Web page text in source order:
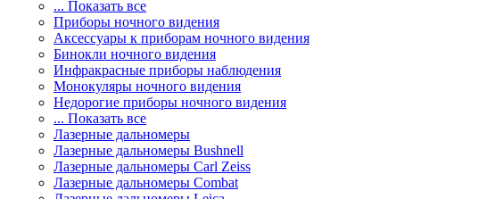
... Показать все
Приборы ночного видения
Аксессуары к приборам ночного видения
Бинокли ночного видения
Инфракрасные приборы наблюдения
Монокуляры ночного видения
Недорогие приборы ночного видения
... Показать все
Лазерные дальномеры
Лазерные дальномеры Bushnell
Лазерные дальномеры Carl Zeiss
Лазерные дальномеры Combat